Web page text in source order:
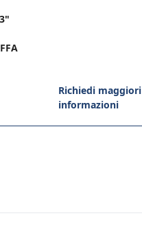
Richiedi maggiori
informazioni